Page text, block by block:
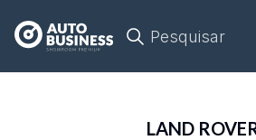
Pesquisar
LAND